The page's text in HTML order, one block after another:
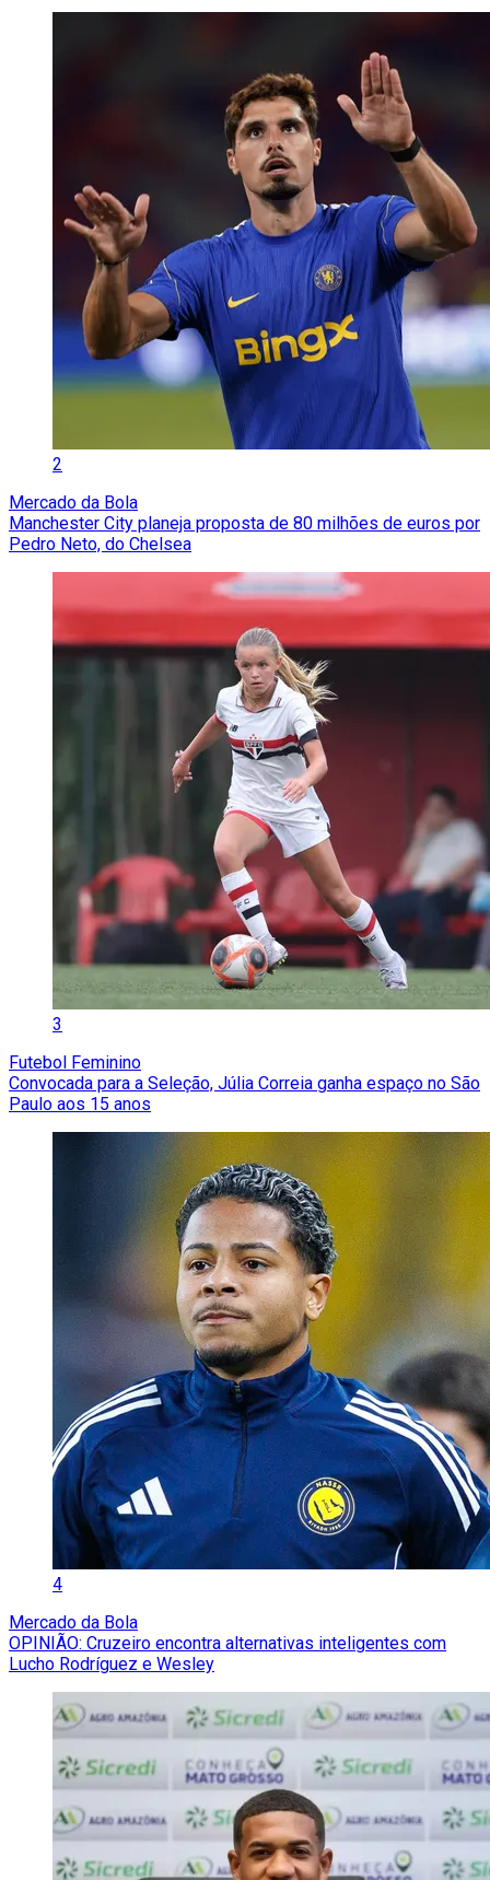
2
Mercado da Bola
Manchester City planeja proposta de 80 milhões de euros por
Pedro Neto, do Chelsea
3
Futebol Feminino
Convocada para a Seleção, Júlia Correia ganha espaço no São
Paulo aos 15 anos
4
Mercado da Bola
OPINIÃO: Cruzeiro encontra alternativas inteligentes com
Lucho Rodríguez e Wesley